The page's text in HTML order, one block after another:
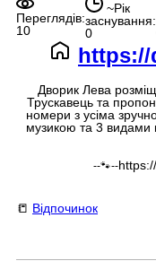
Переглядів:
10
~Рік
заснування:
0
https://
Дворик Лева
Трускавець та
номери з усіма
музикою та 3 видами
--🐾--
📒 Відпочинок